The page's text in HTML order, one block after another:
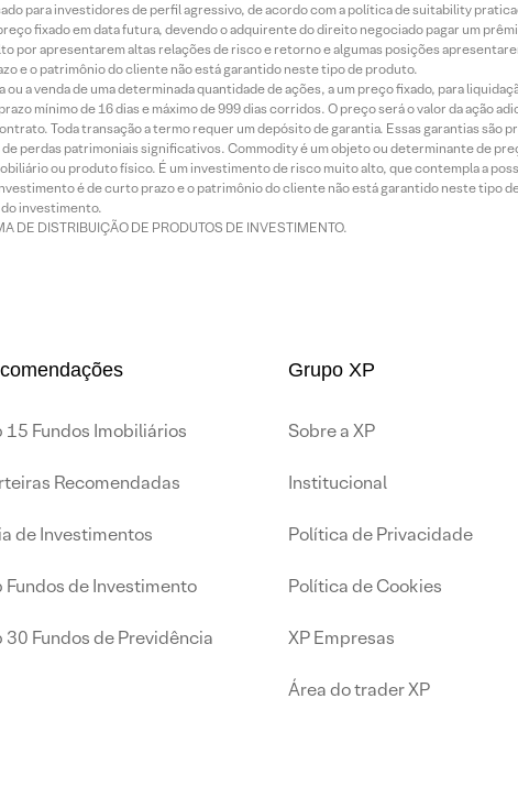
para investidores de perfil agressivo, de acordo com a política de suitability
fixado em data futura, devendo o adquirente do direito negociado pagar um
por apresentarem altas relações de risco e retorno e algumas posições
e o patrimônio do cliente não está garantido neste tipo de produto.
a venda de uma determinada quantidade de ações, a um preço fixado, para
mínimo de 16 dias e máximo de 999 dias corridos. O preço será o valor da ação
Toda transação a termo requer um depósito de garantia. Essas garantias são
perdas patrimoniais significativos. Commodity é um objeto ou determinante de
ou produto físico. É um investimento de risco muito alto, que contempla a
é de curto prazo e o patrimônio do cliente não está garantido neste tipo
investimento.
DE DISTRIBUIÇÃO DE PRODUTOS DE INVESTIMENTO.
15 Fundos Imobiliários
Recomendadas
de Investimentos
Fundos de Investimento
30 Fundos de Previdência
Grupo XP
Sobre a XP
Institucional
Política de Privacidade
Política de Cookies
XP Empresas
Área do trader XP